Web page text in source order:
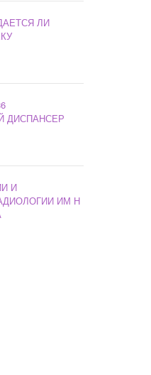
ЛИ
ДИСПАНСЕР
И
ИМ Н